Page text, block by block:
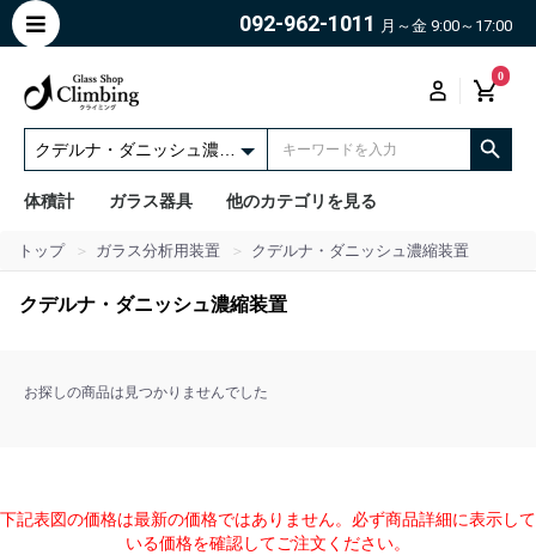
092-962-1011 月～金 9:00～17:00
0
体積計 ガラス器具 他のカテゴリを見る
トップ ガラス分析用装置 クデルナ・ダニッシュ濃縮装置
クデルナ・ダニッシュ濃縮装置
お探しの商品は見つかりませんでした
下記表図の価格は最新の価格ではありません。必ず商品詳細に表示して
いる価格を確認してご注文ください。